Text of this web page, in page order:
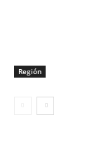
Región